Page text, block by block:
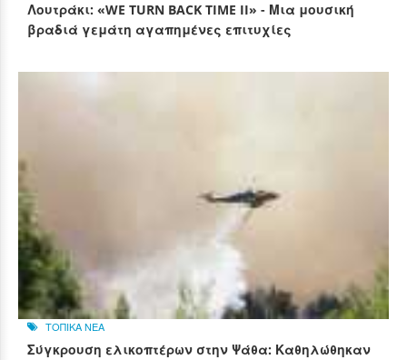
Λουτράκι: «WE TURN BACK TIME II» - Μια μουσική
βραδιά γεμάτη αγαπημένες επιτυχίες
ΤΟΠΙΚΑ ΝΕΑ
Σύγκρουση ελικοπτέρων στην Ψάθα: Καθηλώθηκαν